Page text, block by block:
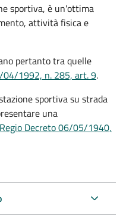
sportiva, è un'ottima
attività fisica e
pertanto tra quelle
1992, n. 285, art. 9.
sportiva su strada
una
Regio Decreto 06/05/1940,